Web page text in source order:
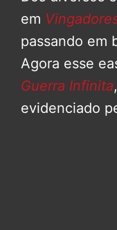
em
passando em
Agora esse
Guerra Infinita
evidenciado